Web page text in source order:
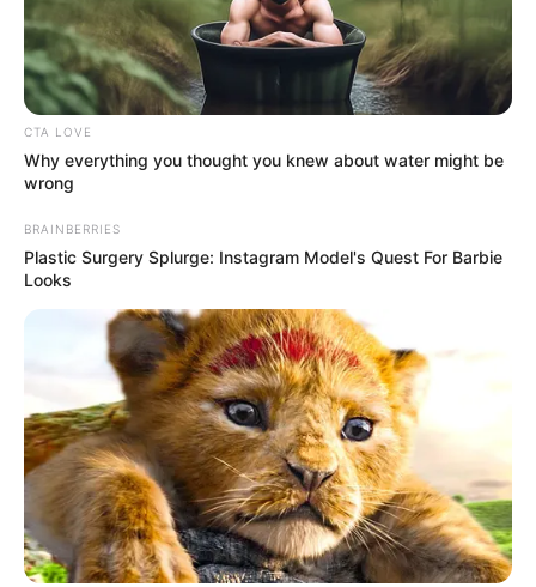
Пов’язаний запис
CTA LOVE
Why everything you thought you knew about water might be
wrong
BRAINBERRIES
Plastic Surgery Splurge: Instagram Model's Quest For Barbie
Looks